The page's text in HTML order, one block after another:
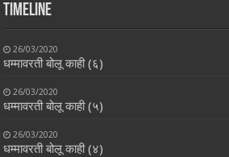
Timeline
26/03/2020
धम्मावरती बोलू काही (६)
26/03/2020
धम्मावरती बोलू काही (५)
26/03/2020
धम्मावरती बोलू काही (४)